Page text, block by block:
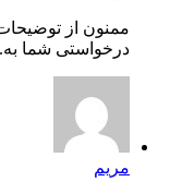
ممنون از
درخواستی شما
مریم